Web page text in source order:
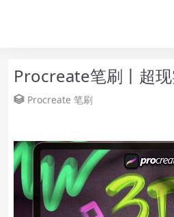
Procreate笔刷丨超
Procreate 笔刷